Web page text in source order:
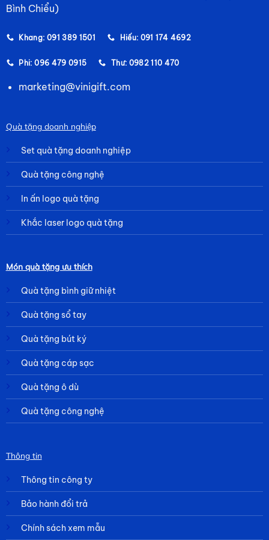
Bình Chiểu)
Khang: 091 389 1501 Hiếu: 091 174 4692
Phi: 096 479 0915 Thư: 0982 110 470
marketing@vinigift.com
Quà tặng doanh nghiệp
Set quà tặng doanh nghiệp
Quà tặng công nghệ
In ấn logo quà tặng
Khắc laser logo quà tặng
Món quà tặng ưu thích
Quà tặng bình giữ nhiệt
Quà tặng sổ tay
Quà tặng bút ký
Quà tặng cáp sạc
Quà tặng ô dù
Quà tặng công nghệ
Thông tin
Thông tin công ty
Bảo hành đổi trả
Chính sách xem mẫu